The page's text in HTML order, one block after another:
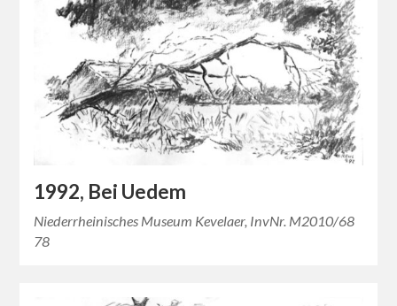
1992, Bei Uedem
Niederrheinisches Museum Kevelaer, InvNr. M2010/68
78